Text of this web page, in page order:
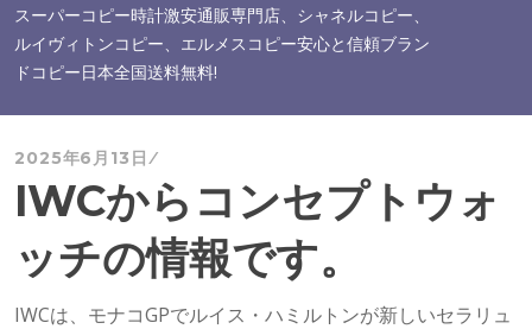
スーパーコピー時計激安通販専門店、シャネルコピー、
ルイヴィトンコピー、エルメスコピー安心と信頼ブラン
ドコピー日本全国送料無料!
2025年6月13日
IWCからコンセプトウォ
ッチの情報です。
IWCは、モナコGPでルイス・ハミルトンが新しいセラリュ